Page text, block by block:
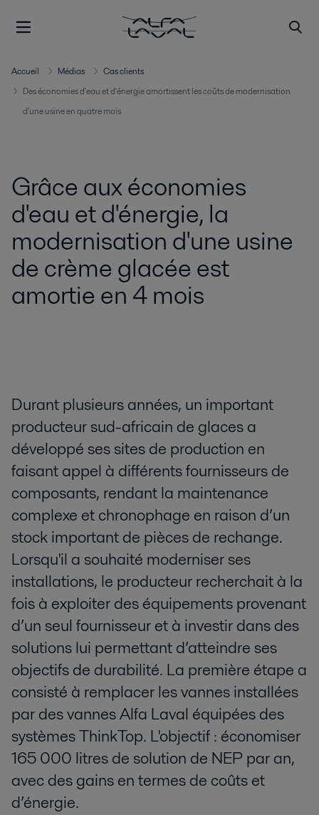
Accueil Médias
Cas clients
Des économies d'eau et d'énergie amortissent les coûts de modernisation
d'une usine en quatre mois
Grâce aux économies
d'eau et d'énergie, la
modernisation d'une usine
de crème glacée est
amortie en 4 mois
Durant plusieurs années, un important
producteur sud-africain de glaces a
développé ses sites de production en
faisant appel à différents fournisseurs de
composants, rendant la maintenance
complexe et chronophage en raison d’un
stock important de pièces de rechange.
Lorsqu'il a souhaité moderniser ses
installations, le producteur recherchait à la
fois à exploiter des équipements provenant
d’un seul fournisseur et à investir dans des
solutions lui permettant d’atteindre ses
objectifs de durabilité. La première étape a
consisté à remplacer les vannes installées
par des vannes Alfa Laval équipées des
systèmes ThinkTop. L'objectif : économiser
165 000 litres de solution de NEP par an,
avec des gains en termes de coûts et
d’énergie.